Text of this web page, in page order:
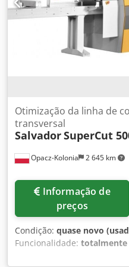
Opacz-Kolonia 2 645 km
Otimização da linha de
transversal
SalvadorSuperCut
preços
Condição: quase novo
Funcionalidade: totalmente
OTIMIZADORA DE